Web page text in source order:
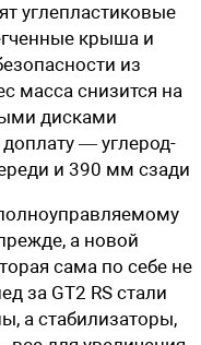
углепластиковые
крыша и
из
масса снизится на
дисками
— углерод-
и 390 мм сзади
а новой
сама по себе не
за GT2 RS стали
а стабилизаторы,